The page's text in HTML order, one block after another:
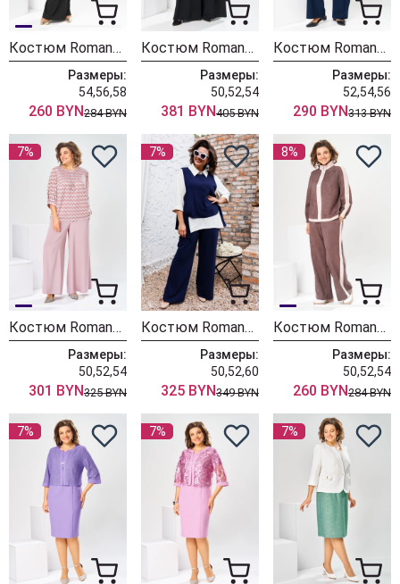
Костюм Romanovich Style 2-2884 коричневый
Размеры:
54,56,58
260 BYN284 BYN
Костюм Romanovich Style 2-2848 молочный + чёрный
Размеры:
50,52,54
381 BYN405 BYN
Костюм Romanovich Style 2-2554 синий
Размеры:
52,54,56
290 BYN313 BYN
7%
Костюм Romanovich Style 2-2892 пудровый
Размеры:
50,52,54
301 BYN325 BYN
7%
Костюм Romanovich Style 3-2510 синий
Размеры:
50,52,60
325 BYN349 BYN
8%
Костюм Romanovich Style 2-2874 капучино
Размеры:
50,52,54
260 BYN284 BYN
7% 7% 7%